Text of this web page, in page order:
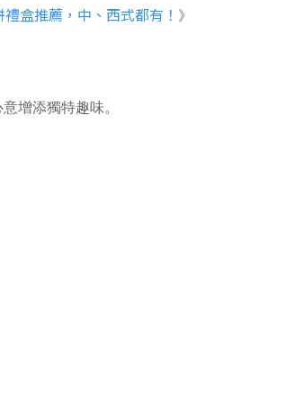
盒推薦，中、西式都有！ 》
增添獨特趣味。